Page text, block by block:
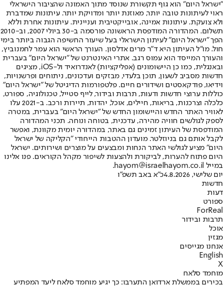
"ישראל היום" הוא גוף תקשורת שנוסד מתוך האמונה שהציבור הישראלי
ראוי לעיתונות טובה יותר, מאוזנת יותר ומדויקת יותר. עיתונות שמדברת
ולא צועקת. עיתונות אמינה, אובייקטיבית ועניינית. עיתונות אחרת וללא
תשלום. המהדורה המודפסת הראשונה פורסמה ב-30 ביולי 2007, וב-2010
הפך "ישראל היום" לעיתון הישראלי בעל שיעור החשיפה הגבוה ביותר בימי
חול. מו"ל העיתון היא ד"ר מרים אדלסון. העורך הראשי הוא עמר לחמנוביץ,
והעורך המייסד הוא עמוס רגב. אתרי האינטרנט של "ישראל היום" בעברית
ובאנגלית, כמו כן היישומונים (אפליקציות) לאנדרואיד ול-iOS, מציגים
חדשות מסביב לשעון, תוכן בלעדי, מבזקים ועדכונים, ניתוחים ופרשנויות,
וידיאו, פודקאסטים ושידורים חיים. פלטפורמות הדיגיטל של "ישראל היום"
כוללות ערוצי חדשות ודעות, תרבות ובידור, לייף סטייל, טכנולוגיה, ספורט,
כלכלה וצרכנות, בריאות, חיילים, אוכל, יהדות, תיירות ורכב. ב-2021 עלו
לאוויר האתר החדש והיישומון החדש של "ישראל היום" בעברית, במטרה
לספק לגולשים חוויה מהירה, עדכנית, בטוחה ונוחה. תכני המהדורה
המודפסת של העיתון זמינים גם באתר, במהדורה יומית מקוונת, ואפשר
לקבל אותם גם בניוזלטר. מועדון ההטבות הייחודי "הקליקה של ישראל
היום" מציע לגולשי האתר הנחות ומבצעים על מוצרים ושירותים. ישראל
היום פתוח להערות, לביקורת ולהצעות לשיפור מקהל הקוראים. פנו אלינו
במייל hayom@israelhayom.co.il.
יום שלישי, 4.8.2026
כ"א באב תשפ"ו
חדשות
דעות
ספורט
ForReal
תרבות ובידור
אוכל
מגזין
אנחנו מגייסים
English
X
מוחמד סלאח
בכירים בממשלת ארדואן התערבו: כך יגיע מוחמד סלאח ליעד המפתיע